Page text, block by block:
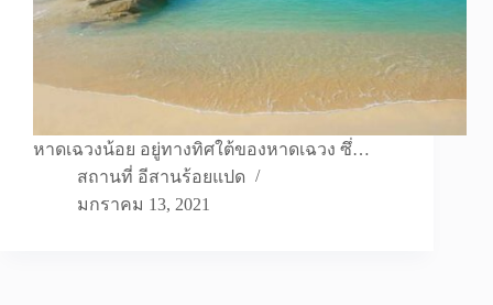
หาดเฉวงน้อย อยู่ทางทิศใต้ของหาดเฉวง ซึ่…
สถานที่ อีสานร้อยแปด
มกราคม 13, 2021